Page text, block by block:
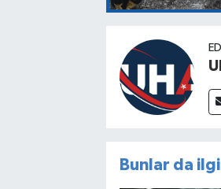
Bunlar da